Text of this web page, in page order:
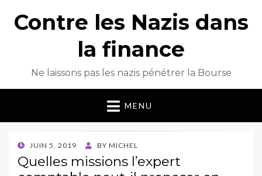
Contre les Nazis dans
la finance
Ne laissons pas les nazis pénétrer la Bourse
MENU
POSTED
ON
JUIN 5, 2019 BY MICHEL
Quelles missions l’expert